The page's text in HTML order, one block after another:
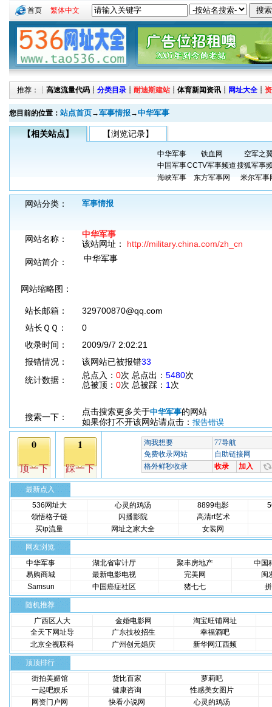
首页 繁体中文
推荐：┊ 高速流量代码 ┊ 分类目录 ┊ 耐迪斯建站 ┊ 体育新闻资讯 ┊ 网址大全 ┊
您目前的位置： 站点首页→军事情报→中华军事
【相关站点】 【浏览记录】
中华军事 铁血网
空军之
中国军事CCTV军事频道搜狐军事
海峡军事
东方军事网 米尔军事
网站分类： 军事情报
网站名称：
中华军事
该站网址： http://military.china.com/zh_cn
网站简介：
中华军事
网站缩略图：
站长邮箱：
329700870@qq.com
站长ＱＱ：
0
收录时间：
2009/9/7 2:02:21
报错情况：
该网站已被报错33
统计数据：
总点入： 0次 总点出： 5480次
总被顶： 0次 总被踩： 1 次
搜索一下：
点击搜索更多关于中华军事的网站
如果你打不开该网站请点击： 报告错误
最新点入
536网址大
心灵的鸡汤 8899电影
领悟格子链
闪播影院
高清rt艺术
买ip流量
网址之家大全 女装网
网友浏览
中华军事
湖北省审计厅 聚丰房地产
中国
易购商城
最新电影电视 完美网
闽
Samsun
中国癌症社区 猪七七
随机推荐
广西区人大
金婚电影网
淘宝旺铺网址
全天下网址导
广东技校招生
幸福酒吧
北京全视联科
广州创元婚庆 新华网江西频
顶顶排行
街拍美媚馆
货比百家
萝莉吧
一起吧娱乐
健康咨询
性感美女图片
网资门户网
快看小说网 心灵的鸡汤